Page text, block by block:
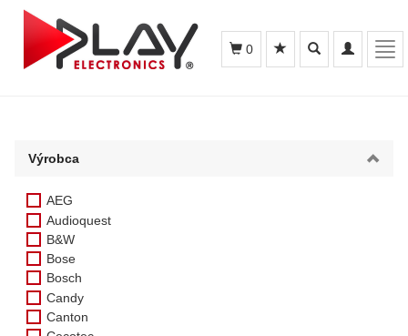
Toggle
navigation
Toggle
search
0
Výrobca
AEG
Audioquest
B&W
Bose
Bosch
Candy
Canton